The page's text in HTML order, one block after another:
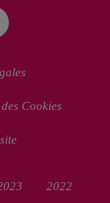
Cookies
2022